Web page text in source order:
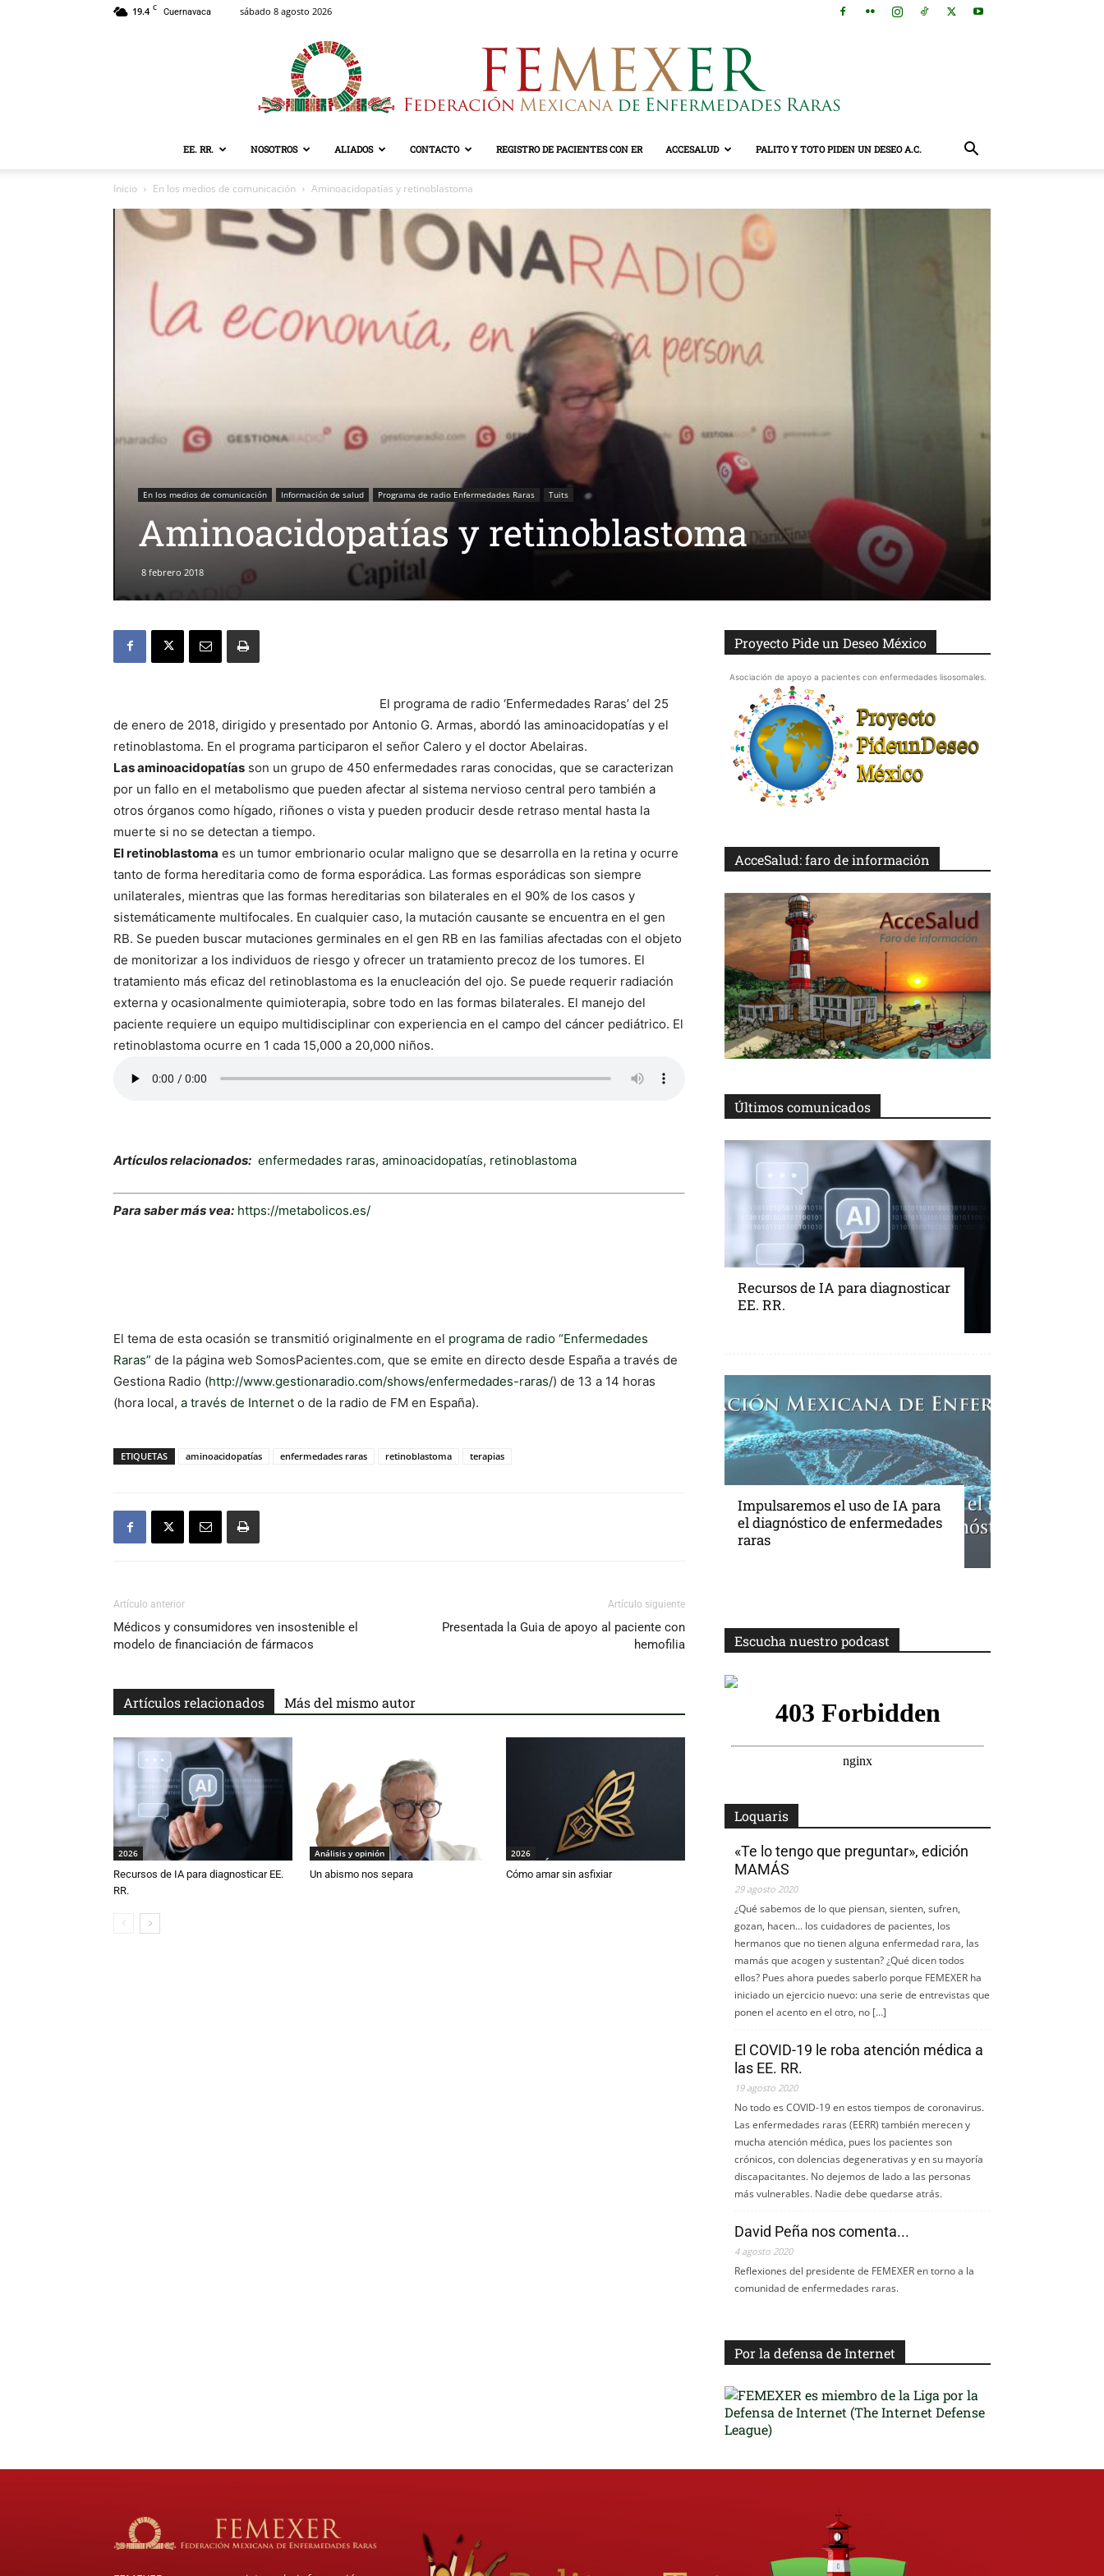
19.4 C Cuernavaca sábado 8 agosto 2026
EE. RR. NOSOTROS ALIADOS CONTACTO REGISTRO DE PACIENTES CON ER ACCESALUD PALITO Y TOTO PIDEN UN DESEO A.C.
Inicio En los medios de comunicación Aminoacidopatías y retinoblastoma
En los medios de comunicación Información de salud Programa de radio Enfermedades Raras Tuits
Aminoacidopatías y retinoblastoma
8 febrero 2018
El programa de radio ‘Enfermedades Raras’ del 25
de enero de 2018, dirigido y presentado por Antonio G. Armas, abordó las aminoacidopatías y el
retinoblastoma. En el programa participaron el señor Calero y el doctor Abelairas.
Las aminoacidopatías son un grupo de 450 enfermedades raras conocidas, que se caracterizan
por un fallo en el metabolismo que pueden afectar al sistema nervioso central pero también a
otros órganos como hígado, riñones o vista y pueden producir desde retraso mental hasta la
muerte si no se detectan a tiempo.
El retinoblastoma es un tumor embrionario ocular maligno que se desarrolla en la retina y ocurre
tanto de forma hereditaria como de forma esporádica. Las formas esporádicas son siempre
unilaterales, mientras que las formas hereditarias son bilaterales en el 90% de los casos y
sistemáticamente multifocales. En cualquier caso, la mutación causante se encuentra en el gen
RB. Se pueden buscar mutaciones germinales en el gen RB en las familias afectadas con el objeto
de monitorizar a los individuos de riesgo y ofrecer un tratamiento precoz de los tumores. El
tratamiento más eficaz del retinoblastoma es la enucleación del ojo. Se puede requerir radiación
externa y ocasionalmente quimioterapia, sobre todo en las formas bilaterales. El manejo del
paciente requiere un equipo multidisciplinar con experiencia en el campo del cáncer pediátrico. El
retinoblastoma ocurre en 1 cada 15,000 a 20,000 niños.
Artículos relacionados: enfermedades raras, aminoacidopatías, retinoblastoma
Para saber más vea: https://metabolicos.es/
El tema de esta ocasión se transmitió originalmente en el programa de radio “Enfermedades
Raras” de la página web SomosPacientes.com, que se emite en directo desde España a través de
Gestiona Radio (http://www.gestionaradio.com/shows/enfermedades-raras/) de 13 a 14 horas
(hora local, a través de Internet o de la radio de FM en España).
ETIQUETAS aminoacidopatías enfermedades raras retinoblastoma terapias
Artículo anterior
Médicos y consumidores ven insostenible el
modelo de financiación de fármacos
Artículo siguiente
Presentada la Guia de apoyo al paciente con
hemofilia
Artículos relacionados Más del mismo autor
2026
Recursos de IA para diagnosticar EE.
RR.
Análisis y opinión
Un abismo nos separa
2026
Cómo amar sin asfixiar
Proyecto Pide un Deseo México
Asociación de apoyo a pacientes con enfermedades lisosomales.
AcceSalud: faro de información
Últimos comunicados
Recursos de IA para diagnosticar
EE. RR.
Impulsaremos el uso de IA para
el diagnóstico de enfermedades
raras
Escucha nuestro podcast
Loquaris
«Te lo tengo que preguntar», edición
MAMÁS
29 agosto 2020
¿Qué sabemos de lo que piensan, sienten, sufren,
gozan, hacen... los cuidadores de pacientes, los
hermanos que no tienen alguna enfermedad rara, las
mamás que acogen y sustentan? ¿Qué dicen todos
ellos? Pues ahora puedes saberlo porque FEMEXER ha
iniciado un ejercicio nuevo: una serie de entrevistas que
ponen el acento en el otro, no […]
El COVID-19 le roba atención médica a
las EE. RR.
19 agosto 2020
No todo es COVID-19 en estos tiempos de coronavirus.
Las enfermedades raras (EERR) también merecen y
mucha atención médica, pues los pacientes son
crónicos, con dolencias degenerativas y en su mayoría
discapacitantes. No dejemos de lado a las personas
más vulnerables. Nadie debe quedarse atrás.
David Peña nos comenta...
4 agosto 2020
Reflexiones del presidente de FEMEXER en torno a la
comunidad de enfermedades raras.
Por la defensa de Internet